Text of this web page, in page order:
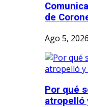
de
Ago 5, 2026
Por qué
atropelló